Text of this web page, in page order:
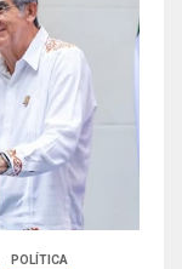
POLÍTICA